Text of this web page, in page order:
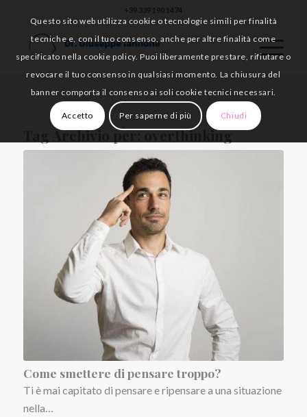
+39 339 190 1474
Tag Archivio per:overthinking
Come smettere di pensare troppo?
Ti è mai capitato di pensare e ripensare a una situazione
nella…
Questo sito web utilizza cookie o tecnologie simili per finalità
tecniche e, con il tuo consenso, anche per altre finalità come
specificato nella cookie policy. Puoi liberamente prestare, rifiutare o
revocare il tuo consenso in qualsiasi momento. La chiusura del
banner comporta il consenso ai soli cookie tecnici necessari.
Accetto Per saperne di più Chiudi